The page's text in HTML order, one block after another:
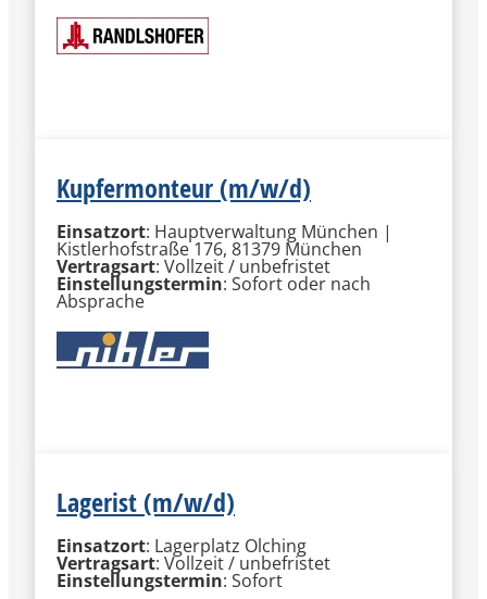
Kupfermonteur (m/w/d)
Einsatzort: Hauptverwaltung München |
Kistlerhofstraße 176, 81379 München
Vertragsart: Vollzeit / unbefristet
Einstellungstermin: Sofort oder nach
Absprache
Lagerist (m/w/d)
Einsatzort: Lagerplatz Olching
Vertragsart: Vollzeit / unbefristet
Einstellungstermin: Sofort